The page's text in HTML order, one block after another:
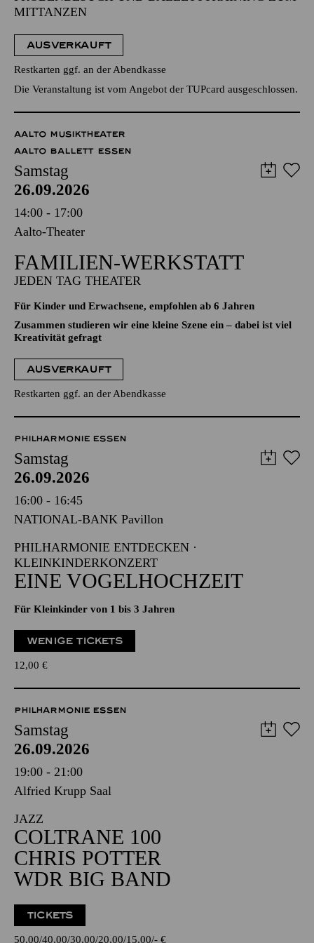
MITTANZEN
AUSVERKAUFT
Restkarten ggf. an der Abendkasse
Die Veranstaltung ist vom Angebot der TUPcard ausgeschlossen.
AALTO MUSIKTHEATER
AALTO BALLETT ESSEN
Samstag
26.09.2026
14:00 - 17:00
Aalto-Theater
FAMILIEN-WERKSTATT
JEDEN TAG THEATER
Für Kinder und Erwachsene, empfohlen ab 6 Jahren
Zusammen studieren wir eine kleine Szene ein – dabei ist viel
Kreativität gefragt
AUSVERKAUFT
Restkarten ggf. an der Abendkasse
PHILHARMONIE ESSEN
Samstag
26.09.2026
16:00 - 16:45
NATIONAL-BANK Pavillon
PHILHARMONIE ENTDECKEN ·
KLEINKINDERKONZERT
EINE VOGELHOCHZEIT
Für Kleinkinder von 1 bis 3 Jahren
WENIGE TICKETS
12,00 €
PHILHARMONIE ESSEN
Samstag
26.09.2026
19:00 - 21:00
Alfried Krupp Saal
JAZZ
COLTRANE 100
CHRIS POTTER
WDR BIG BAND
TICKETS
50,00 40,00 30,00 20,00 15,00 - €